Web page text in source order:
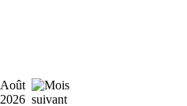
Août
2026